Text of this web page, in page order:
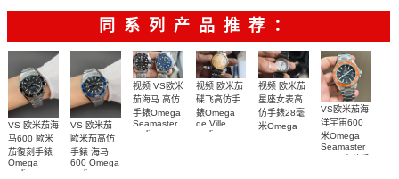
牌/原单
同系列产品推荐：
VS 欧米茄海
马600 歐米
茄復刻手錶
Omega
replica
VS 欧米茄
歐米茄高仿
手錶 海马
600 Omega
replica
视频 VS欧米
茄海马 高仿
手錶Omega
Seamaster
replica
视频 欧米茄
碟飞高仿手
錶Omega
de Ville
replica
视频 欧米茄
星座女表高
仿手錶28毫
米Omega
VS欧米茄海
洋宇宙600
米Omega
Seamaster